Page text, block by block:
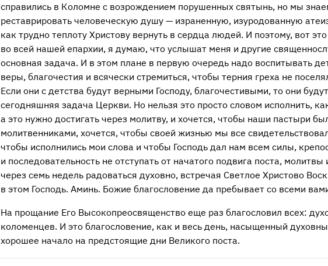
справились в Коломне с возрождением порушенных святынь, но мы
реставрировать человеческую душу — израненную, изуродованную
как трудно теплоту Христову вернуть в сердца людей. И поэтому, вот
во всей нашей епархии, я думаю, что услышат меня и другие
основная задача. И в этом плане в первую очередь надо воспитывать
веры, благочестия и всячески стремиться, чтобы терния греха не
Если они с детства будут верными Господу, благочестивыми, то они
сегодняшняя задача Церкви. Но нельзя это просто словом исполнить,
а это нужно достигать через молитву, и хочется, чтобы наши пастыри
молитвенниками, хочется, чтобы своей жизнью мы все
чтобы исполнились мои слова и чтобы Господь дал нам всем силы,
и последовательность не отступать от начатого подвига поста,
через семь недель радоваться духовно, встречая Светлое Христово
в этом Господь. Аминь. Божие благословение да пребывает со всеми
На прощание Его Высокопреосвященство еще раз благословил всех:
коломенцев. И это благословение, как и весь день, насыщенный
хорошее начало на предстоящие дни Великого поста.